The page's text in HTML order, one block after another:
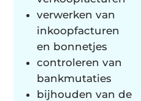
verwerken van
inkoopfacturen
en bonnetjes
controleren van
bankmutaties
bijhouden van de